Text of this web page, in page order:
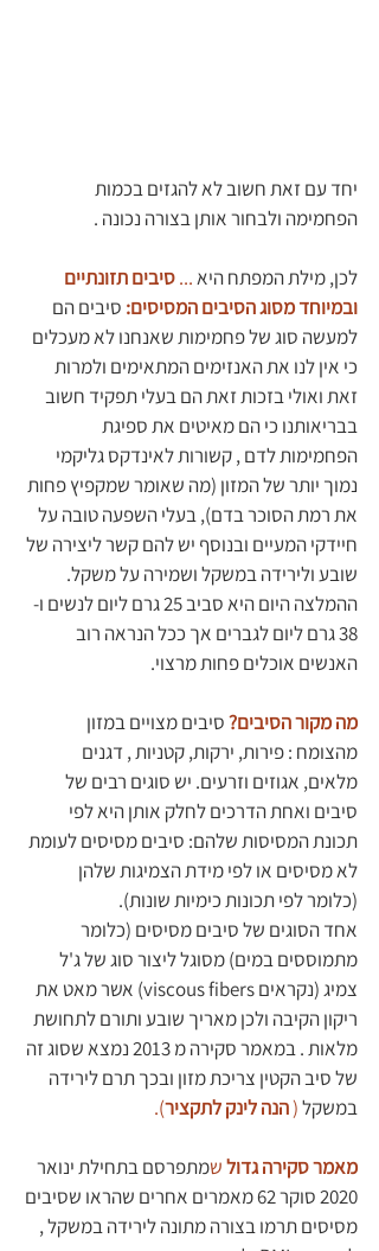
יחד עם זאת חשוב לא להגזים בכמות
הפחמימה ולבחור אותן בצורה נכונה .
לכן, מילת המפתח היא ... סיבים תזונתיים
ובמיוחד מסוג הסיבים המסיסים: סיבים הם
למעשה סוג של פחמימות שאנחנו לא מעכלים
כי אין לנו את האנזימים המתאימים ולמרות
זאת ואולי בזכות זאת הם בעלי תפקיד חשוב
בבריאותנו כי הם מאיטים את ספיגת
הפחמימות לדם , קשורות לאינדקס גליקמי
נמוך יותר של המזון (מה שאומר שמקפיץ פחות
את רמת הסוכר בדם), בעלי השפעה טובה על
חיידקי המעיים ובנוסף יש להם קשר ליצירה של
שובע ולירידה במשקל ושמירה על משקל.
ההמלצה היום היא סביב 25 גרם ליום לנשים ו-
38 גרם ליום לגברים אך ככל הנראה רוב
האנשים אוכלים פחות מרצוי.
מה מקור הסיבים? סיבים מצויים במזון
מהצומח : פירות, ירקות, קטניות , דגנים
מלאים, אגוזים וזרעים. יש סוגים רבים של
סיבים ואחת הדרכים לחלק אותן היא לפי
תכונת המסיסות שלהם: סיבים מסיסים לעומת
לא מסיסים או לפי מידת הצמיגות שלהן
(כלומר לפי תכונות כימיות שונות).
אחד הסוגים של סיבים מסיסים (כלומר
מתמוססים במים) מסוגל ליצור סוג של ג'ל
צמיג (נקראים viscous fibers) אשר מאט את
ריקון הקיבה ולכן מאריך שובע ותורם לתחושת
מלאות . במאמר סקירה מ 2013 נמצא שסוג זה
של סיב הקטין צריכת מזון ובכך תרם לירידה
במשקל (הנה לינק לתקציר).
מאמר סקירה גדול שמתפרסם בתחילת ינואר
2020 סוקר 62 מאמרים אחרים שהראו שסיבים
מסיסים תרמו בצורה מתונה לירידה במשקל ,